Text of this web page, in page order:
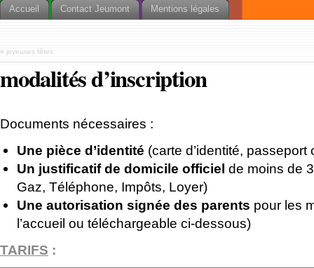
Accueil Contact Jeumont Mentions légales
« joyeuses fêtes
modalités d’inscription
Documents nécessaires :
Une pièce d’identité (carte d’identité,
Un justificatif de domicile officiel de moins de
Gaz, Téléphone, Impôts, Loyer)
Une autorisation signée des parents pour les
l’accueil ou téléchargeable ci-dessous)
TARIFS :